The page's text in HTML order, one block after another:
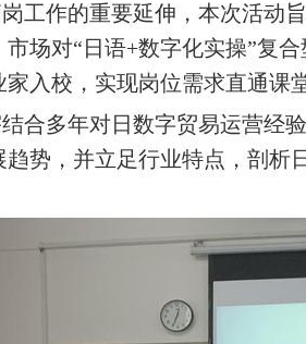
作的重要延伸，本次活动
场对“日语+数字化实操”复
入校，实现岗位需求直通课
多年对日数字贸易运营经
势，并立足行业特点，剖析